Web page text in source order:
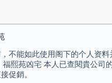
不能如此使用阁下的个人资
福熙苑凶宅 本人已查閱貴公
促銷。